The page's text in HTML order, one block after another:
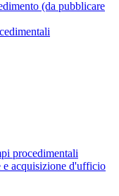
(da pubblicare
procedimentali
acquisizione d'ufficio